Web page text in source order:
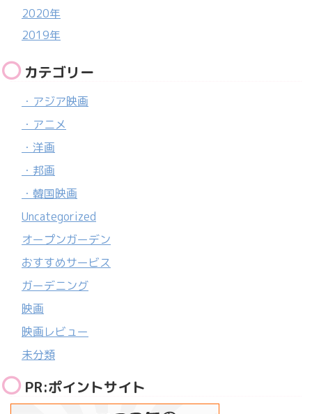
2020年
2019年
カテゴリー
・アジア映画
・アニメ
・洋画
・邦画
・韓国映画
Uncategorized
オープンガーデン
おすすめサービス
ガーデニング
映画
映画レビュー
未分類
PR:ポイントサイト